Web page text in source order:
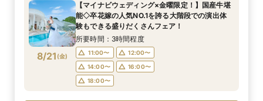
8/20(木)
11:00〜
12:00〜
14:00〜
16:00〜
18:00〜
フェアを予約
8/20(木)
11:00〜
13:00〜
14:00〜
16:00〜
18:00〜
フェアを予約
8/20(木)
11:00〜
12:00〜
14:00〜
16:00〜
18:00〜
フェアを予約
8/20(木)
11:00〜
12:00〜
14:00〜
16:00〜
18:00〜
フェアを予約
8/21 (金)
【マイナビウェディング×金曜限定！】国産牛堪
能◇卒花嫁の人気NO.1を誇る大階段での演出体
験もできる盛りだくさんフェア！
所要時間：3時間程度
11:00〜
12:00〜
14:00〜
16:00〜
18:00〜